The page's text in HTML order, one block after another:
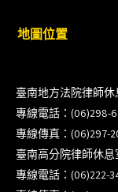
【重要公告】
本會訂於115年
助整理資訊?
前報名，實體+
徵詢有意願擔
地圖位置
臺南地方法院律師休
專線電話：(06)298-
專線傳真：(06)297-
臺南高分院律師休息
專線電話：(06)222-